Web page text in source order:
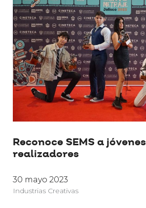
Reconoce SEMS a jóvenes
realizadores
30 mayo 2023
Industrias Creativas